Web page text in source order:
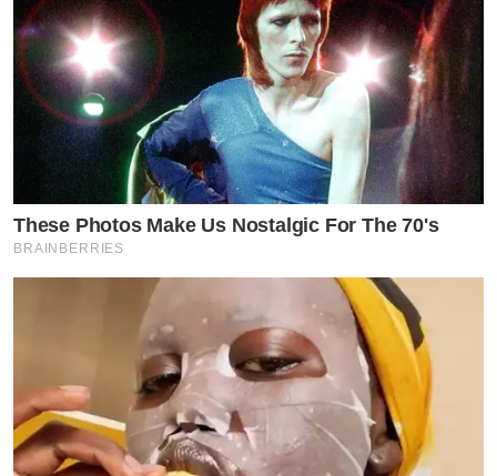
These Photos Make Us Nostalgic For The 70's
BRAINBERRIES